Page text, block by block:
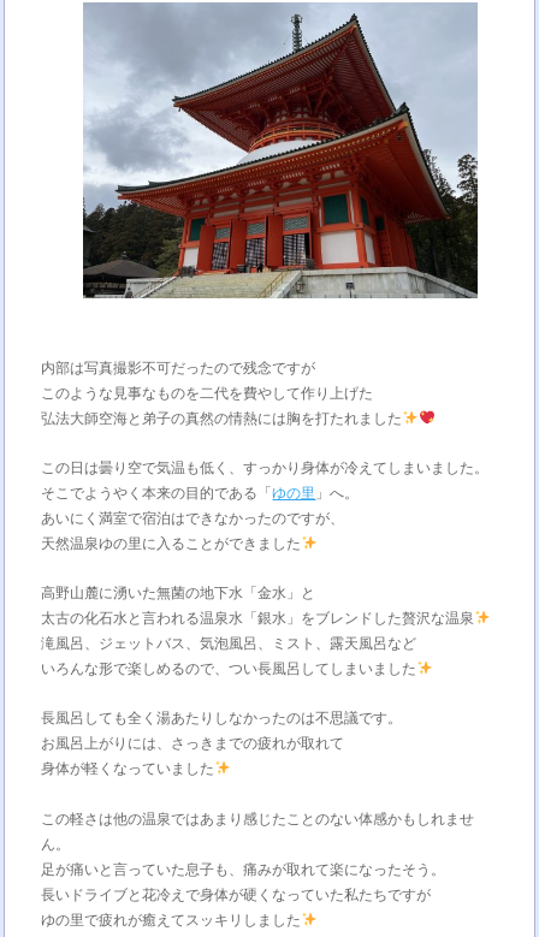
内部は写真撮影不可だったので残念ですが
このような見事なものを二代を費やして作り上げた
弘法大師空海と弟子の真然の情熱には胸を打たれました
この日は曇り空で気温も低く、すっかり身体が冷えてしまいました。
そこでようやく本来の目的である「ゆの里 」へ。
あいにく満室で宿泊はできなかったのですが、
天然温泉ゆの里に入ることができました
高野山麓に湧いた無菌の地下水「金水」と
太古の化石水と言われる温泉水「銀水」をブレンドした贅沢な温泉
滝風呂、ジェットバス、気泡風呂、ミスト、露天風呂など
いろんな形で楽しめるので、つい長風呂してしまいました
長風呂しても全く湯あたりしなかったのは不思議です。
お風呂上がりには、さっきまでの疲れが取れて
身体が軽くなっていました
この軽さは他の温泉ではあまり感じたことのない体感かもしれませ
ん。
足が痛いと言っていた息子も、痛みが取れて楽になったそう。
長いドライブと花冷えで身体が硬くなっていた私たちですが
ゆの里で疲れが癒えてスッキリしました